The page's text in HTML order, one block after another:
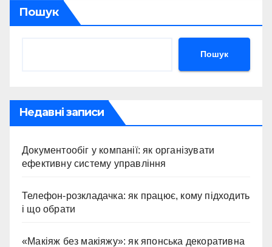
Пошук
Пошук
Недавні записи
Документообіг у компанії: як організувати
ефективну систему управління
Телефон-розкладачка: як працює, кому підходить
і що обрати
«Макіяж без макіяжу»: як японська декоративна